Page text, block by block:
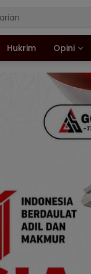
Hukrim Opini